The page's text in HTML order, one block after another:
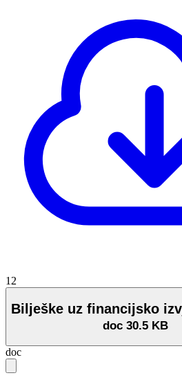
12
Bilješke uz financijsko
doc 30.5 KB
doc